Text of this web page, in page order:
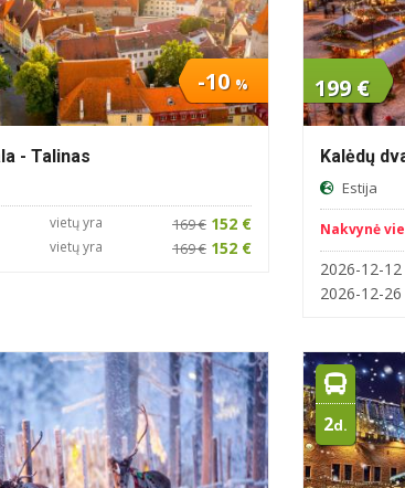
-10 %
- Talinas
vietų yra 169 € 152 €
vietų yra 169 € 152 €
199 €
Kalėdų
Estija
Nakvynė
2026-12-12
2026-12-26
2d.